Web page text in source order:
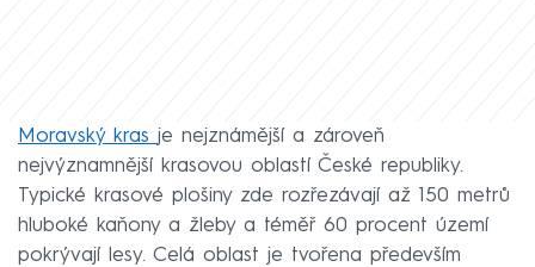
Moravský kras je nejznámější a zároveň
nejvýznamnější krasovou oblastí České republiky.
Typické krasové plošiny zde rozřezávají až 150 metrů
hluboké kaňony a žleby a téměř 60 procent území
pokrývají lesy. Celá oblast je tvořena především